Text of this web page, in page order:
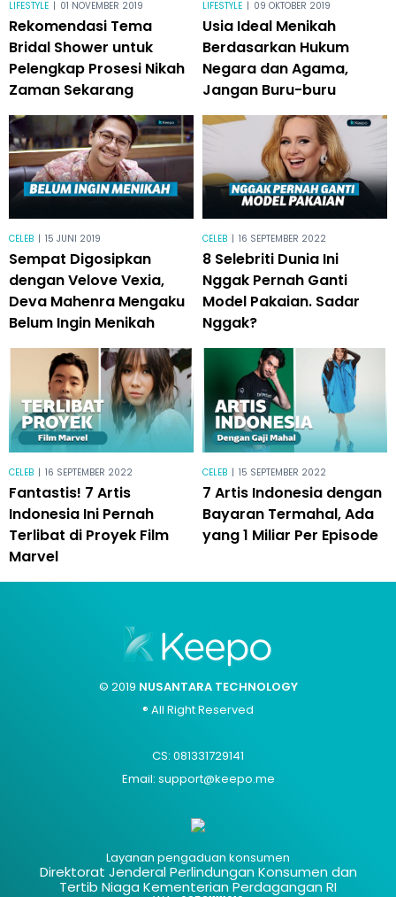
LIFESTYLE | 01 NOVEMBER 2019
Rekomendasi Tema
Bridal Shower untuk
Pelengkap Prosesi Nikah
Zaman Sekarang
LIFESTYLE | 09 OKTOBER 2019
Usia Ideal Menikah
Berdasarkan Hukum
Negara dan Agama,
Jangan Buru-buru
CELEB | 15 JUNI 2019
Sempat Digosipkan
dengan Velove Vexia,
Deva Mahenra Mengaku
Belum Ingin Menikah
CELEB | 16 SEPTEMBER 2022
8 Selebriti Dunia Ini
Nggak Pernah Ganti
Model Pakaian. Sadar
Nggak?
CELEB | 16 SEPTEMBER 2022
Fantastis! 7 Artis
Indonesia Ini Pernah
Terlibat di Proyek Film
Marvel
CELEB | 15 SEPTEMBER 2022
7 Artis Indonesia dengan
Bayaran Termahal, Ada
yang 1 Miliar Per Episode
© 2019 NUSANTARA TECHNOLOGY
® All Right Reserved
CS: 081331729141
Email: support@keepo.me
Layanan pengaduan konsumen
Direktorat Jenderal Perlindungan Konsumen dan
Tertib Niaga Kementerian Perdagangan RI